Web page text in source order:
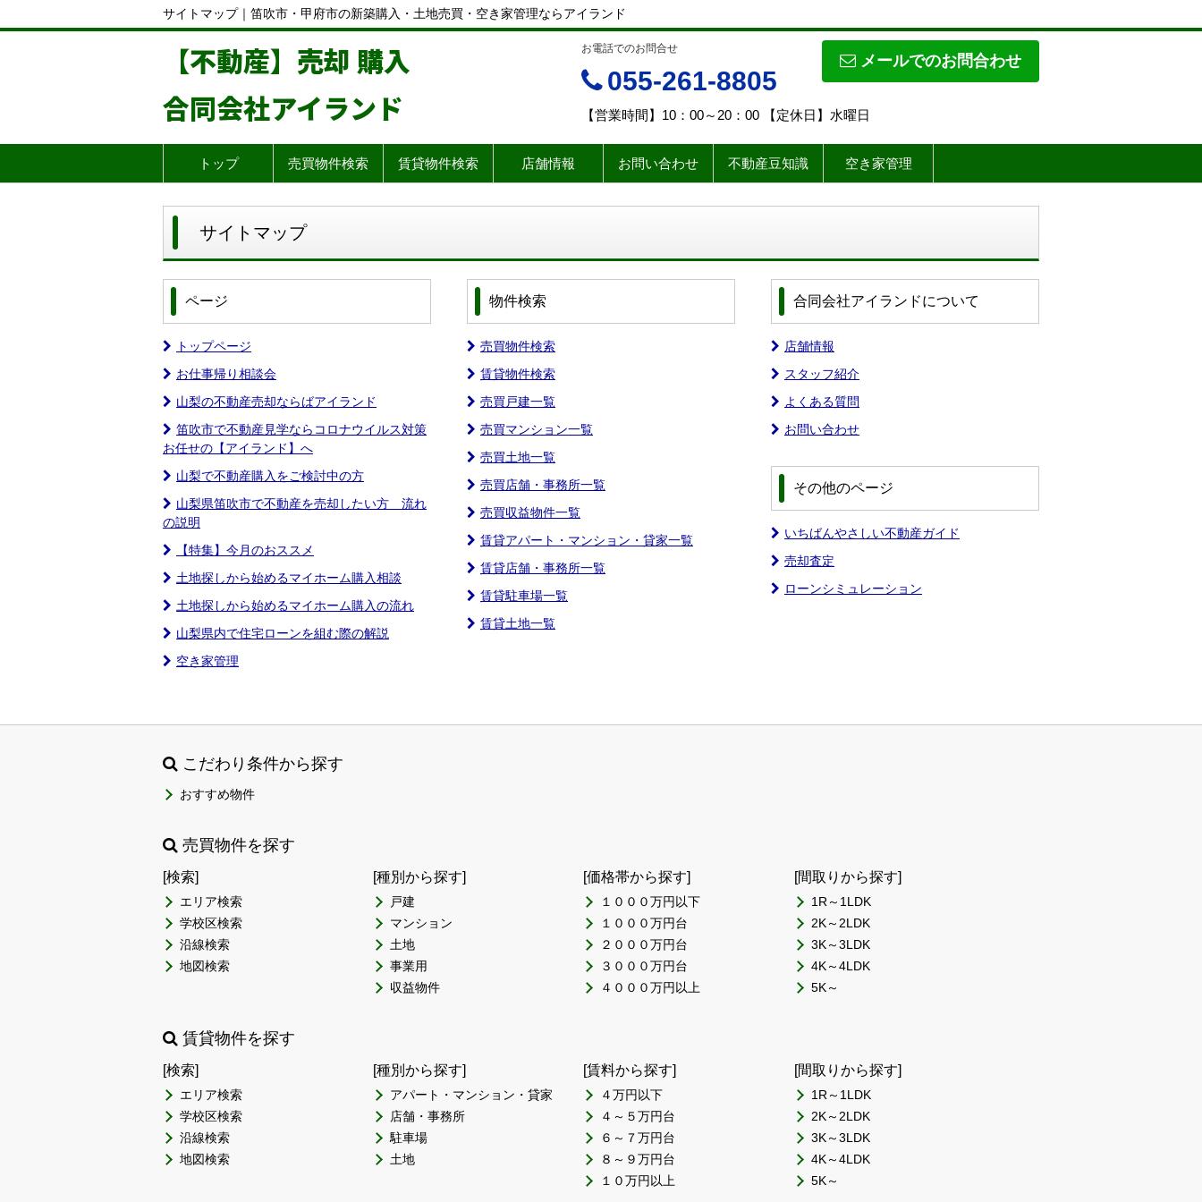
サイトマップ｜笛吹市・甲府市の新築購入・土地売買・空き家管理ならアイランド
【不動産】売却 購入
合同会社アイランド
メールでのお問合わせ
お電話でのお問合せ
055-261-8805
【営業時間】10：00～20：00 【定休日】水曜日
トップ 売買物件検索 賃貸物件検索 店舗情報 お問い合わせ 不動産豆知識 空き家管理
サイトマップ
ページ
トップページ
お仕事帰り相談会
山梨の不動産売却ならばアイランド
笛吹市で不動産見学ならコロナウイルス対策
お任せの【アイランド】へ
山梨で不動産購入をご検討中の方
山梨県笛吹市で不動産を売却したい方 流れ
の説明
【特集】今月のおススメ
土地探しから始めるマイホーム購入相談
土地探しから始めるマイホーム購入の流れ
山梨県内で住宅ローンを組む際の解説
空き家管理
物件検索
売買物件検索
賃貸物件検索
売買戸建一覧
売買マンション一覧
売買土地一覧
売買店舗・事務所一覧
売買収益物件一覧
賃貸アパート・マンション・貸家一覧
賃貸店舗・事務所一覧
賃貸駐車場一覧
賃貸土地一覧
合同会社アイランドについて
店舗情報
スタッフ紹介
よくある質問
お問い合わせ
その他のページ
いちばんやさしい不動産ガイド
売却査定
ローンシミュレーション
こだわり条件から探す
おすすめ物件
売買物件を探す
[検索]
エリア検索
学校区検索
沿線検索
地図検索
[種別から探す]
戸建
マンション
土地
事業用
収益物件
[価格帯から探す]
１０００万円以下
１０００万円台
２０００万円台
３０００万円台
４０００万円以上
[間取りから探す]
1R～1LDK
2K～2LDK
3K～3LDK
4K～4LDK
5K～
賃貸物件を探す
[検索]
エリア検索
学校区検索
沿線検索
地図検索
[種別から探す]
アパート・マンション・貸家
店舗・事務所
駐車場
土地
[賃料から探す]
４万円以下
４～５万円台
６～７万円台
８～９万円台
１０万円以上
[間取りから探す]
1R～1LDK
2K～2LDK
3K～3LDK
4K～4LDK
5K～